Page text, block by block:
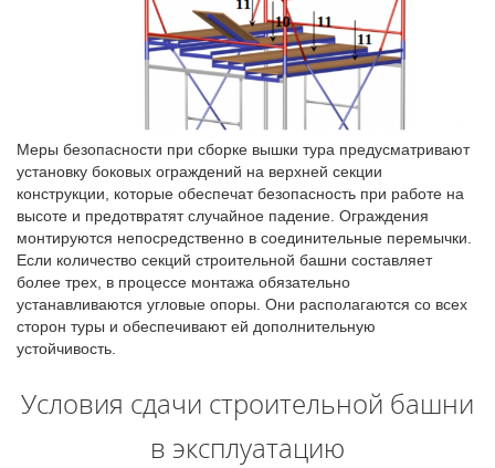
Меры безопасности при сборке вышки тура предусматривают
установку боковых ограждений на верхней секции
конструкции, которые обеспечат безопасность при работе на
высоте и предотвратят случайное падение. Ограждения
монтируются непосредственно в соединительные перемычки.
Если количество секций строительной башни составляет
более трех, в процессе монтажа обязательно
устанавливаются угловые опоры. Они располагаются со всех
сторон туры и обеспечивают ей дополнительную
устойчивость.
Условия сдачи строительной башни
в эксплуатацию